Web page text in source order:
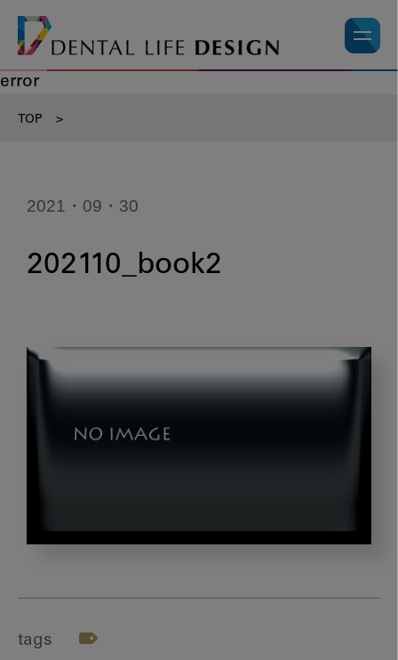
error
TOP >
2021・09・30
202110_book2
tags